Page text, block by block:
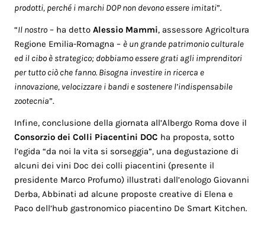
prodotti, perché i marchi DOP non devono essere imitati”.
“Il nostro – ha dettoAlessio Mammi, assessore Agricoltura
Regione Emilia-Romagna – è un grande patrimonio culturale
ed il cibo è strategico; dobbiamo essere grati agli imprenditori
per tutto ciò che fanno. Bisogna investire in ricerca e
innovazione, velocizzare i bandi e sostenere l’indispensabile
zootecnia”.
Infine, conclusione della giornata all’Albergo Roma dove il
Consorzio dei Colli Piacentini DOC ha proposta, sotto
l’egida “da noi la vita si sorseggia”, una degustazione di
alcuni dei vini Doc dei colli piacentini (presente il
presidente Marco Profumo) illustrati dall’enologo Giovanni
Derba, Abbinati ad alcune proposte creative di Elena e
Paco dell’hub gastronomico piacentino De Smart Kitchen.